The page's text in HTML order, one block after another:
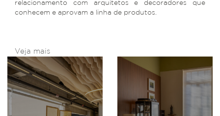
relacionamento com arquitetos e decoradores que
conhecem e aprovam a linha de produtos.
Veja mais